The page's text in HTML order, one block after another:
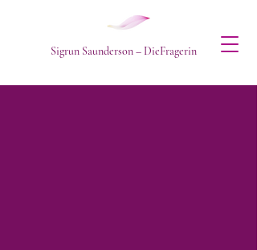
Sigrun Saunderson – DieFragerin